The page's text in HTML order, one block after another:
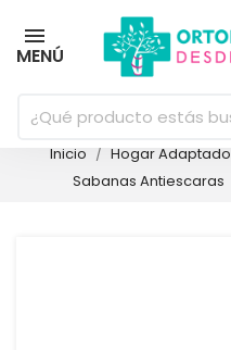
MENÚ
Inicio Hogar Adaptado
Sabanas Antiescaras